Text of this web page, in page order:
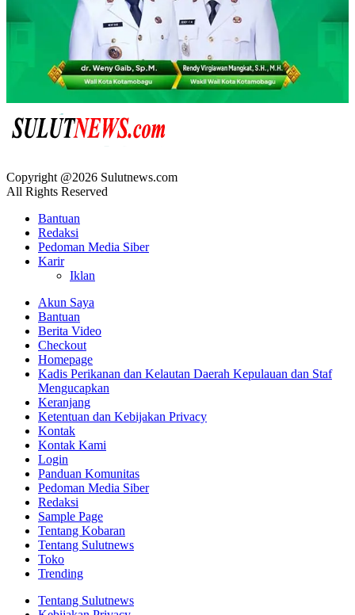
Copyright @2026 Sulutnews.com
All Rights Reserved
Bantuan
Redaksi
Pedoman Media Siber
Karir
Iklan
Akun Saya
Bantuan
Berita Video
Checkout
Homepage
Kadis Perikanan dan Kelautan Daerah Kepulauan dan Staf
Mengucapkan
Keranjang
Ketentuan dan Kebijakan Privacy
Kontak
Kontak Kami
Login
Panduan Komunitas
Pedoman Media Siber
Redaksi
Sample Page
Tentang Kobaran
Tentang Sulutnews
Toko
Trending
Tentang Sulutnews